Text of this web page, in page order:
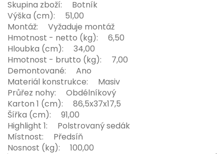
Skupina zboží: Botník
Výška (cm): 51,00
Montáž: Vyžaduje montáž
Hmotnost - netto (kg): 6,50
Hloubka (cm): 34,00
Hmotnost - brutto (kg): 7,00
Demontované: Ano
Materiál konstrukce: Masiv
Průřez nohy: Obdélníkový
Karton 1 (cm): 86,5x37x17,5
Šířka (cm): 91,00
Highlight 1: Polstrovaný sedák
Místnost: Předsíň
Nosnost (kg): 100,00